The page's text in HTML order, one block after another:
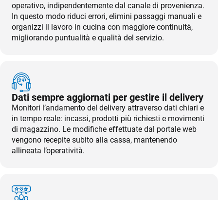
TeamSystem Corporate
TeamSystem Store
operativo, indipendentemente dal canale di provenienza.
In questo modo riduci errori, elimini passaggi manuali e
organizzi il lavoro in cucina con maggiore continuità,
migliorando puntualità e qualità del servizio.
Dati sempre aggiornati per gestire il delivery
Monitori l’andamento del delivery attraverso dati chiari e
in tempo reale: incassi, prodotti più richiesti e movimenti
di magazzino. Le modifiche effettuate dal portale web
vengono recepite subito alla cassa, mantenendo
allineata l’operatività.